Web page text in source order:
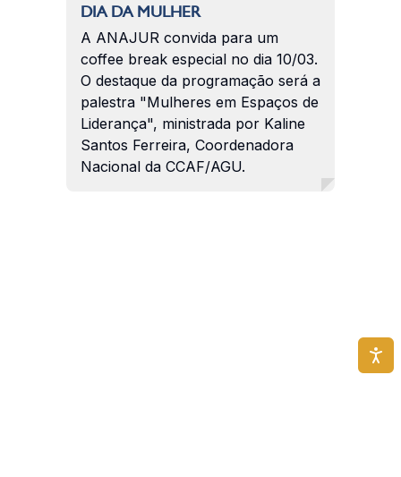
DIA DA MULHER
A ANAJUR convida para um
coffee break especial no dia 10/03.
O destaque da programação será a
palestra "Mulheres em Espaços de
Liderança", ministrada por Kaline
Santos Ferreira, Coordenadora
Nacional da CCAF/AGU.